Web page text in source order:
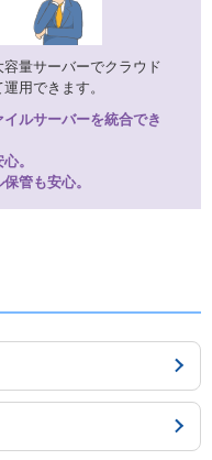
量サーバーでクラウド
用できます。
ルサーバーを統合でき
。
管も安心。